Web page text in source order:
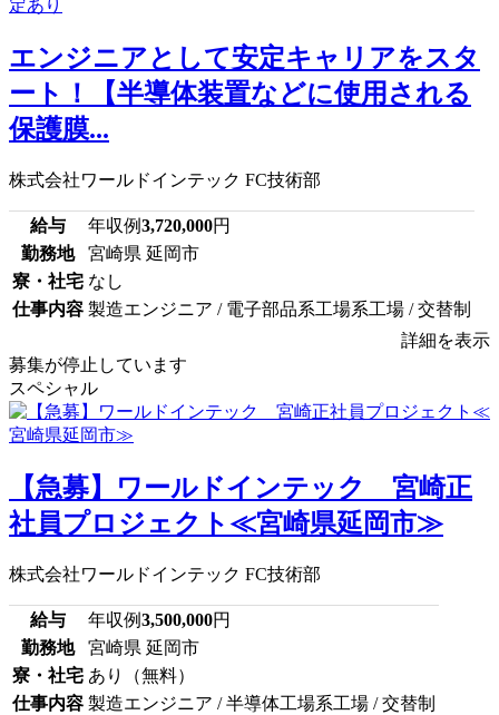
エンジニアとして安定キャリアをスタ
ート！【半導体装置などに使用される
保護膜...
株式会社ワールドインテック FC技術部
給与 年収例3,720,000円
勤務地
宮崎県 延岡市
寮・社宅 なし
仕事内容 製造エンジニア / 電子部品系工場系工場 / 交替制
詳細を表示
募集が停止しています
スペシャル
【急募】ワールドインテック 宮崎正
社員プロジェクト≪宮崎県延岡市≫
株式会社ワールドインテック FC技術部
給与 年収例3,500,000円
勤務地
宮崎県 延岡市
寮・社宅 あり（無料）
仕事内容 製造エンジニア / 半導体工場系工場 / 交替制